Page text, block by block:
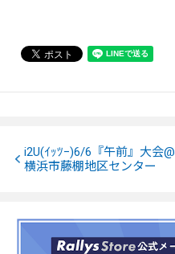
i2U(ｲｯﾂｰ)6/6『午前』大会@
横浜市藤棚地区センター